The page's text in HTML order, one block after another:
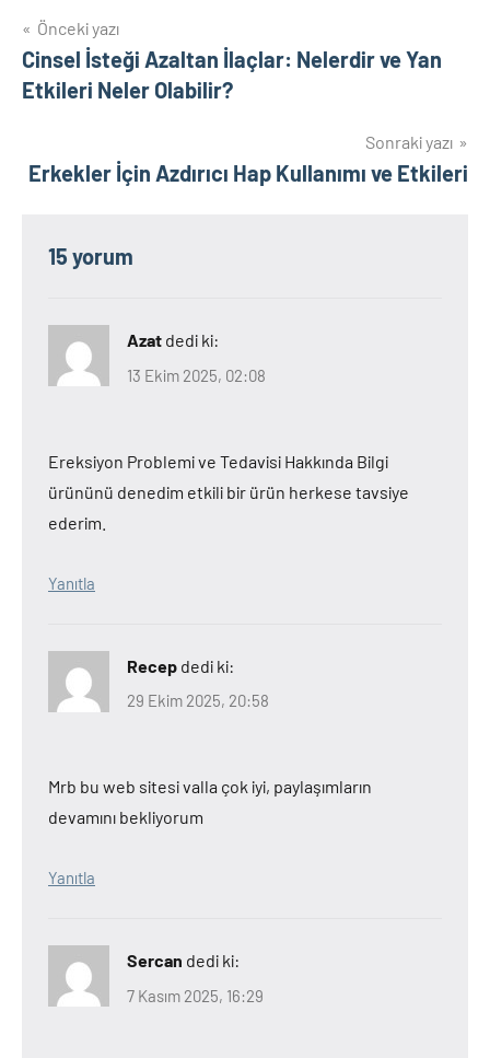
Yazı
gezinmesi
Önceki yazı
Cinsel İsteği Azaltan İlaçlar: Nelerdir ve Yan
Etkileri Neler Olabilir?
Sonraki yazı
Erkekler İçin Azdırıcı Hap Kullanımı ve Etkileri
15 yorum
Azat dedi ki:
13 Ekim 2025, 02:08
Ereksiyon Problemi ve Tedavisi Hakkında Bilgi
ürününü denedim etkili bir ürün herkese tavsiye
ederim.
Yanıtla
Recep dedi ki:
29 Ekim 2025, 20:58
Mrb bu web sitesi valla çok iyi, paylaşımların
devamını bekliyorum
Yanıtla
Sercan dedi ki:
7 Kasım 2025, 16:29